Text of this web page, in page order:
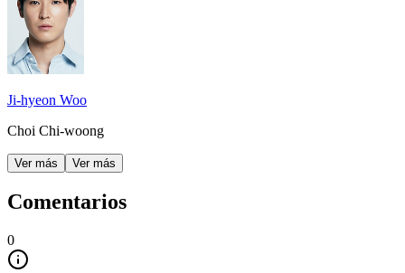
Ji-hyeon Woo
Choi Chi-woong
Ver más Ver más
Comentarios
0